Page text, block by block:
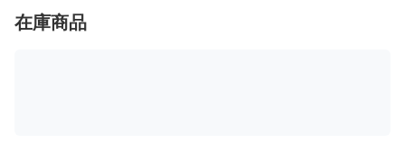
在庫商品